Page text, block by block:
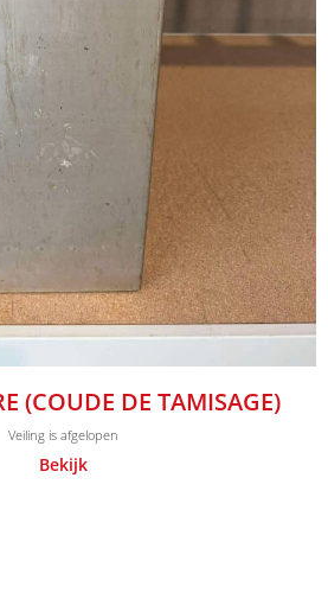
(COUDE DE TAMISAGE)
Veiling is afgelopen
Bekijk